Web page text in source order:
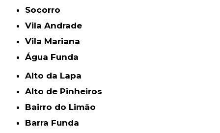
Socorro
Vila Andrade
Vila Mariana
Água Funda
Alto da Lapa
Alto de Pinheiros
Bairro do Limão
Barra Funda